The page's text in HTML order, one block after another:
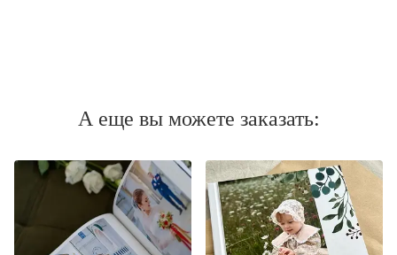
А еще вы можете заказать: